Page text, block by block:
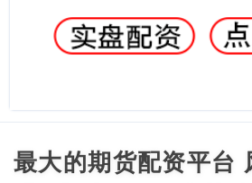
最大的期货配资平台